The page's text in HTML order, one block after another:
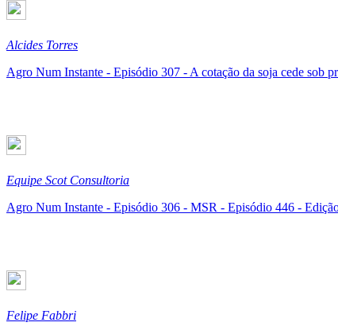
Alcides Torres
Agro Num Instante - Episódio 307 - A cotação da soja cede sob
Equipe Scot Consultoria
Agro Num Instante - Episódio 306 - MSR - Episódio 446 -
Felipe Fabbri